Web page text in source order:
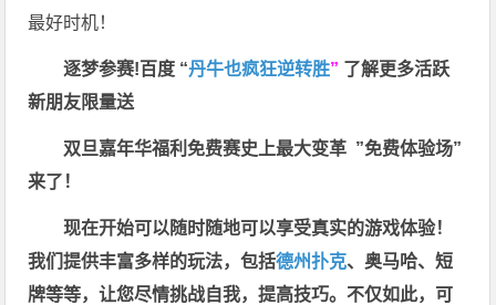
最好时机！
逐梦参赛!百度 “丹牛也疯狂逆转胜” 了解更多活跃
新朋友限量送
双旦嘉年华福利免费赛史上最大变革 ”免费体验场”
来了！
现在开始可以随时随地可以享受真实的游戏体验！
我们提供丰富多样的玩法，包括德州扑克、奥马哈、短
牌等等，让您尽情挑战自我，提高技巧。不仅如此， 可